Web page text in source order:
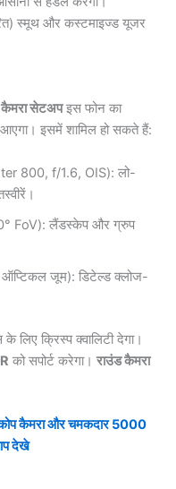
स्मूथ और कस्टमाइज्ड यूजर
सेटअपइस फोन का
इसमें शामिल हो सकते हैं:
800, f/1.6, OIS): लो-
FoV): लैंडस्केप और ग्रुप
जूम): डिटेल्ड क्लोज-
लिए क्रिस्प क्वालिटी देगा।
को सपोर्ट करेगा।राउंड कैमरा
कैमरा और चमकदार 5000
देखे